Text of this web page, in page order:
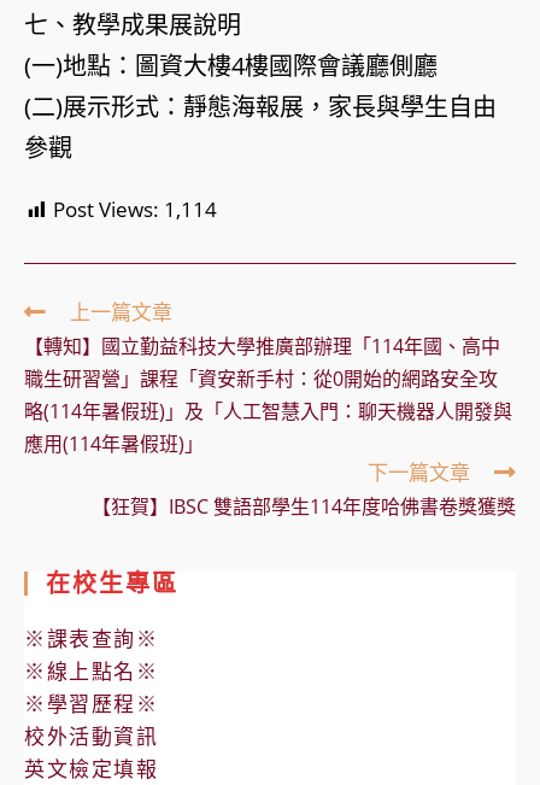
七、教學成果展說明
(一)地點：圖資大樓4樓國際會議廳側廳
(二)展示形式：靜態海報展，家長與學生自由
參觀
Post Views: 1,114
Read
more
articles
上一篇文章
【轉知】國立勤益科技大學推廣部辦理「114年國、高中
職生研習營」課程「資安新手村：從0開始的網路安全攻
略(114年暑假班)」及「人工智慧入門：聊天機器人開發與
應用(114年暑假班)」
下一篇文章
【狂賀】IBSC 雙語部學生114年度哈佛書卷獎獲獎
在校生專區
※課表查詢※
※線上點名※
※學習歷程※
校外活動資訊
英文檢定填報